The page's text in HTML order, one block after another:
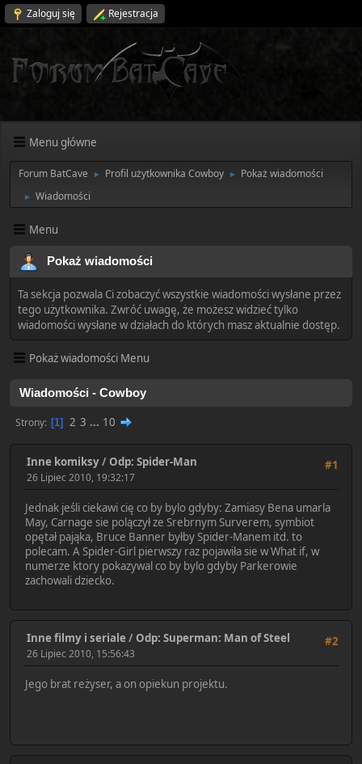
Zaloguj się Rejestracja
Menu główne
Forum BatCave ► Profil użytkownika Cowboy ► Pokaż wiadomości
► Wiadomości
Menu
Pokaż wiadomości
Ta sekcja pozwala Ci zobaczyć wszystkie wiadomości wysłane przez
tego użytkownika. Zwróć uwagę, że możesz widzieć tylko
wiadomości wysłane w działach do których masz aktualnie dostęp.
Pokaż wiadomości Menu
Wiadomości - Cowboy
Strony 1 2 3 ... 10
#1
Inne komiksy/Odp: Spider-Man
26 Lipiec 2010, 19:32:17
Jednak jeśli ciekawi cię co by bylo gdyby: Zamiasy Bena umarla
May, Carnage sie polączył ze Srebrnym Surverem, symbiot
opętał pająka, Bruce Banner byłby Spider-Manem itd. to
polecam. A Spider-Girl pierwszy raz pojawiła sie w What if, w
numerze ktory pokazywal co by bylo gdyby Parkerowie
zachowali dziecko.
#2
Inne filmy i seriale/Odp: Superman: Man of Steel
26 Lipiec 2010, 15:56:43
Jego brat reżyser, a on opiekun projektu.